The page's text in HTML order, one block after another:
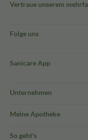
Vertraue unserem
Folge uns
Sanicare App
Unternehmen
Meine Apotheke
So geht's